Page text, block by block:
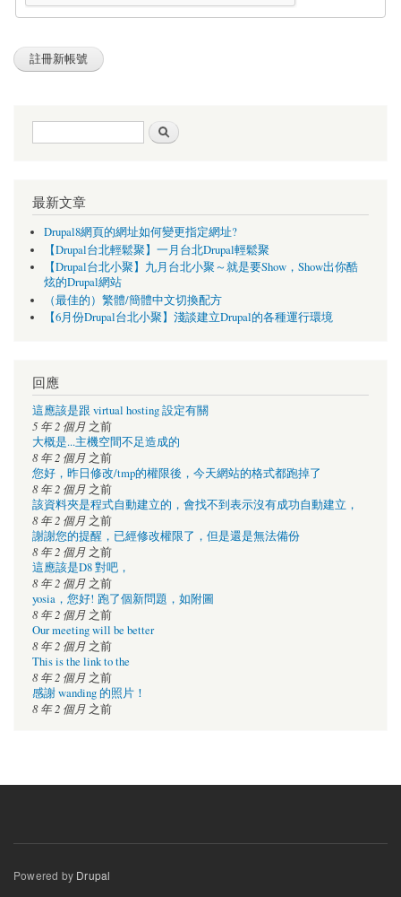
搜尋表單
最新文章
Drupal8網頁的網址如何變更指定網址?
【Drupal台北輕鬆聚】一月台北Drupal輕鬆聚
【Drupal台北小聚】九月台北小聚～就是要Show，Show出你酷
炫的Drupal網站
（最佳的）繁體/簡體中文切換配方
【6月份Drupal台北小聚】淺談建立Drupal的各種運行環境
回應
這應該是跟 virtual hosting 設定有關
5 年 2 個月 之前
大概是...主機空間不足造成的
8 年 2 個月 之前
您好，昨日修改/tmp的權限後，今天網站的格式都跑掉了
8 年 2 個月 之前
該資料夾是程式自動建立的，會找不到表示沒有成功自動建立，
8 年 2 個月 之前
謝謝您的提醒，已經修改權限了，但是還是無法備份
8 年 2 個月 之前
這應該是D8 對吧，
8 年 2 個月 之前
yosia，您好! 跑了個新問題，如附圖
8 年 2 個月 之前
Our meeting will be better
8 年 2 個月 之前
This is the link to the
8 年 2 個月 之前
感謝 wanding 的照片！
8 年 2 個月 之前
Powered by Drupal